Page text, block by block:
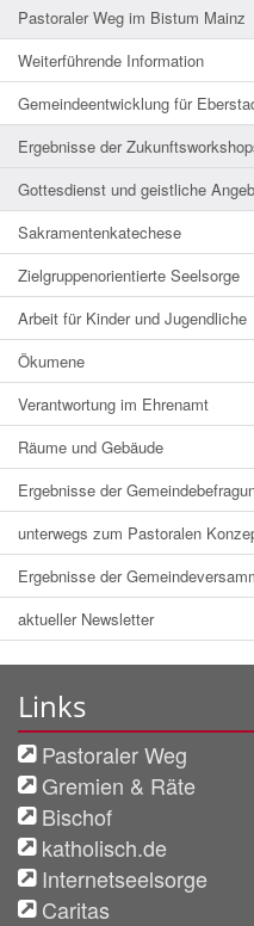
Pastoraler Weg im Bistum Mainz
Weiterführende Information
Gemeindeentwicklung für
Ergebnisse der
Gottesdienst und geistliche
Sakramentenkatechese
Zielgruppenorientierte Seelsorge
Arbeit für Kinder und Jugendliche
Ökumene
Verantwortung im Ehrenamt
Räume und Gebäude
Ergebnisse der
unterwegs zum Pastoralen
Ergebnisse der
aktueller Newsletter
Links
Pastoraler Weg
Gremien & Räte
Bischof
katholisch.de
Internetseelsorge
Caritas